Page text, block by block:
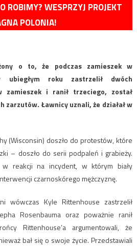
ROBIMY? WESPRZYJ PROJEKT
POLONIA!
o to, że podczas zamieszek w
ubiegłym roku zastrzelił dwóch
zamieszek i ranił trzeciego, został
zarzutów. Ławnicy uznali, że działał w
(Wisconsin) doszło do protestów, które
– doszło do serii podpaleń i grabieży.
w reakcji na incydent, w którym biały
czarnoskórego mężczyznę.
wówczas Kyle Rittenhouse zastrzelił
Rosenbauma oraz poważnie ranił
Rittenhouse’a argumentowali, że
bał się o swoje życie. Przedstawiali